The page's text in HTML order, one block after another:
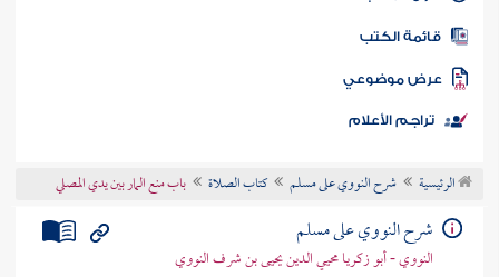
المكتبة
الكتب
موضوعي
تراجم الأعلام
الرئيسية شرح النووي على مسلم كتاب الصلاة باب منع المار بين يدي المصلي
شرح النووي على مسلم
النووي - أبو زكريا محيي الدين يحيى بن شرف النووي